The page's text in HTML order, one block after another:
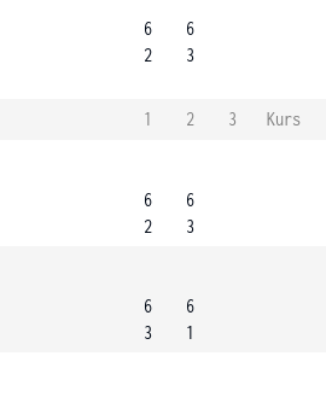
6
2
6
3
1 2 3
Kurs
6
2
6
3
6
3
6
1